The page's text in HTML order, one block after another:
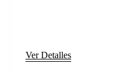
Ver Detalles